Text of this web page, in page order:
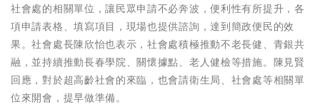
社會處的相關單位，讓民眾申請不必奔波，便利性有所提升，各
項申請表格、填寫項目，現場也提供諮詢，達到簡政便民的效
果。社會處長陳欣怡也表示，社會處積極推動不老長健、青銀共
融，並持續推動長春學院、關懷據點、老人健檢等措施。陳見賢
回應，對於超高齡社會的來臨，也會請衛生局、社會處等相關單
位來開會，提早做準備。